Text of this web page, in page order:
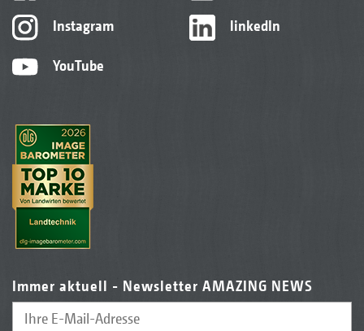
Instagram
YouTube
linkedIn
Immer aktuell - Newsletter AMAZING NEWS